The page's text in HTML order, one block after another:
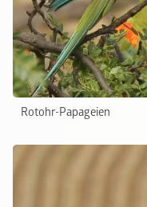
Rotohr-Papageien